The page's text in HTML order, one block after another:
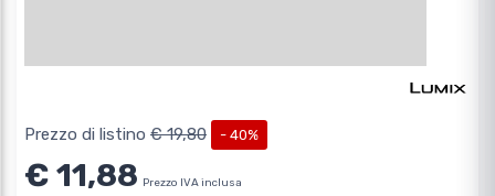
Prezzo di listino € 19,80 - 40%
€ 11,88 Prezzo IVA inclusa